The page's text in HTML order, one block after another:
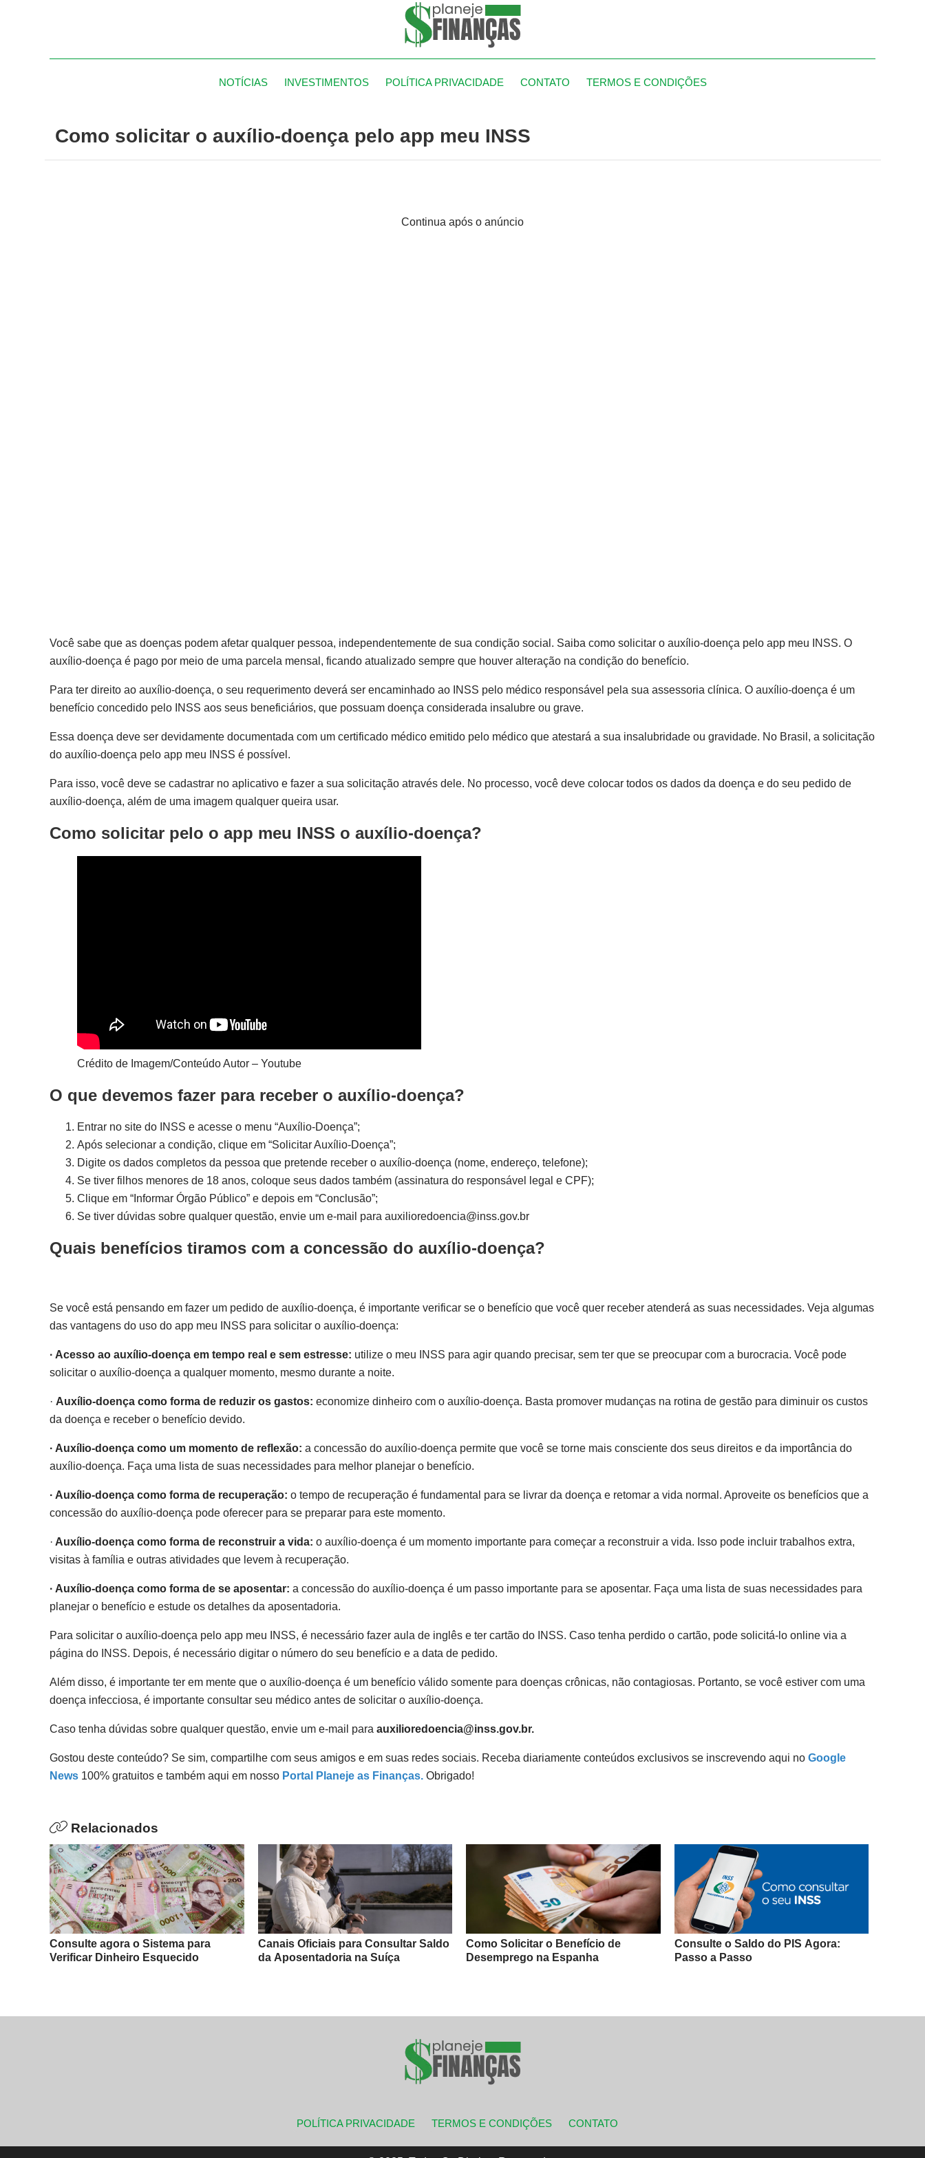
NOTÍCIAS INVESTIMENTOS POLÍTICA PRIVACIDADE CONTATO TERMOS E CONDIÇÕES
Como solicitar o auxílio-doença pelo app meu INSS
Continua após o anúncio
Você sabe que as doenças podem afetar qualquer pessoa, independentemente de sua condição social. Saiba como solicitar o auxílio-doença pelo app meu INSS. O
auxílio-doença é pago por meio de uma parcela mensal, ficando atualizado sempre que houver alteração na condição do benefício.
Para ter direito ao auxílio-doença, o seu requerimento deverá ser encaminhado ao INSS pelo médico responsável pela sua assessoria clínica. O auxílio-doença é um
benefício concedido pelo INSS aos seus beneficiários, que possuam doença considerada insalubre ou grave.
Essa doença deve ser devidamente documentada com um certificado médico emitido pelo médico que atestará a sua insalubridade ou gravidade. No Brasil, a solicitação
do auxílio-doença pelo app meu INSS é possível.
Para isso, você deve se cadastrar no aplicativo e fazer a sua solicitação através dele. No processo, você deve colocar todos os dados da doença e do seu pedido de
auxílio-doença, além de uma imagem qualquer queira usar.
Como solicitar pelo o app meu INSS o auxílio-doença?
Crédito de Imagem/Conteúdo Autor – Youtube
O que devemos fazer para receber o auxílio-doença?
Entrar no site do INSS e acesse o menu “Auxílio-Doença”;
Após selecionar a condição, clique em “Solicitar Auxílio-Doença”;
Digite os dados completos da pessoa que pretende receber o auxílio-doença (nome, endereço, telefone);
Se tiver filhos menores de 18 anos, coloque seus dados também (assinatura do responsável legal e CPF);
Clique em “Informar Órgão Público” e depois em “Conclusão”;
Se tiver dúvidas sobre qualquer questão, envie um e-mail para auxilioredoencia@inss.gov.br
Quais benefícios tiramos com a concessão do auxílio-doença?
Se você está pensando em fazer um pedido de auxílio-doença, é importante verificar se o benefício que você quer receber atenderá as suas necessidades. Veja algumas
das vantagens do uso do app meu INSS para solicitar o auxílio-doença:
· Acesso ao auxílio-doença em tempo real e sem estresse: utilize o meu INSS para agir quando precisar, sem ter que se preocupar com a burocracia. Você pode
solicitar o auxílio-doença a qualquer momento, mesmo durante a noite.
· Auxílio-doença como forma de reduzir os gastos: economize dinheiro com o auxílio-doença. Basta promover mudanças na rotina de gestão para diminuir os custos
da doença e receber o benefício devido.
· Auxílio-doença como um momento de reflexão: a concessão do auxílio-doença permite que você se torne mais consciente dos seus direitos e da importância do
auxílio-doença. Faça uma lista de suas necessidades para melhor planejar o benefício.
· Auxílio-doença como forma de recuperação: o tempo de recuperação é fundamental para se livrar da doença e retomar a vida normal. Aproveite os benefícios que a
concessão do auxílio-doença pode oferecer para se preparar para este momento.
· Auxílio-doença como forma de reconstruir a vida: o auxílio-doença é um momento importante para começar a reconstruir a vida. Isso pode incluir trabalhos extra,
visitas à família e outras atividades que levem à recuperação.
· Auxílio-doença como forma de se aposentar: a concessão do auxílio-doença é um passo importante para se aposentar. Faça uma lista de suas necessidades para
planejar o benefício e estude os detalhes da aposentadoria.
Para solicitar o auxílio-doença pelo app meu INSS, é necessário fazer aula de inglês e ter cartão do INSS. Caso tenha perdido o cartão, pode solicitá-lo online via a
página do INSS. Depois, é necessário digitar o número do seu benefício e a data de pedido.
Além disso, é importante ter em mente que o auxílio-doença é um benefício válido somente para doenças crônicas, não contagiosas. Portanto, se você estiver com uma
doença infecciosa, é importante consultar seu médico antes de solicitar o auxílio-doença.
Caso tenha dúvidas sobre qualquer questão, envie um e-mail para auxilioredoencia@inss.gov.br.
Gostou deste conteúdo? Se sim, compartilhe com seus amigos e em suas redes sociais. Receba diariamente conteúdos exclusivos se inscrevendo aqui no Google
News 100% gratuitos e também aqui em nosso Portal Planeje as Finanças. Obrigado!
Relacionados
Consulte agora o Sistema para
Verificar Dinheiro Esquecido
Canais Oficiais para Consultar Saldo
da Aposentadoria na Suíça
Como Solicitar o Benefício de
Desemprego na Espanha
Consulte o Saldo do PIS Agora:
Passo a Passo
POLÍTICA PRIVACIDADE TERMOS E CONDIÇÕES CONTATO